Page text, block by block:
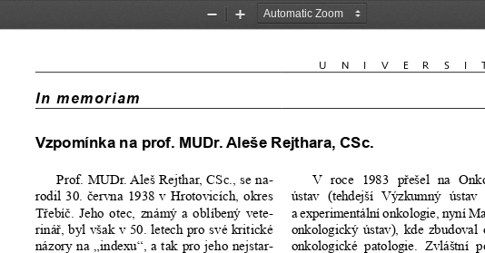
Zoom
Zoom
U N I V E R S I
Prof. MUDr. Aleš Rejthar, CSc., se na-
rodil 30. června 1938 v Hrotovicích, okres
Třebíč .  Jeho  otec,  známý  a  oblíbený  vete-
rinář, byl však v 50. letech pro své kritické
názory na „indexu“, a tak pro jeho nejstar-
V   roce   1983   přešel   na
ústav   (tehdejší   Výzkumný   ústav
a experimentální onkologie, nyní
onkologický  ústav),  kde  zbudoval
onkologické  patologie.  Zvláštní
In memoriam
Vzpomínka na prof. MUDr. Aleše Rejthara, CSc.